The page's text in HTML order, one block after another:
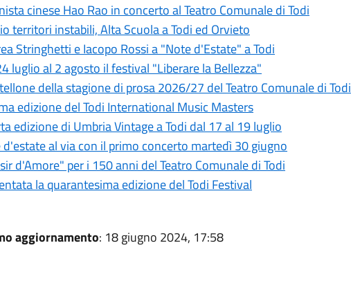
cinese Hao Rao in concerto al Teatro Comunale di Todi
territori instabili, Alta Scuola a Todi ed Orvieto
Stringhetti e Iacopo Rossi a "Note d'Estate" a Todi
luglio al 2 agosto il festival "Liberare la Bellezza"
della stagione di prosa 2026/27 del Teatro Comunale di Todi
edizione del Todi International Music Masters
edizione di Umbria Vintage a Todi dal 17 al 19 luglio
d'estate al via con il primo concerto martedì 30 giugno
d'Amore" per i 150 anni del Teatro Comunale di Todi
la quarantesima edizione del Todi Festival
aggiornamento: 18 giugno 2024, 17:58